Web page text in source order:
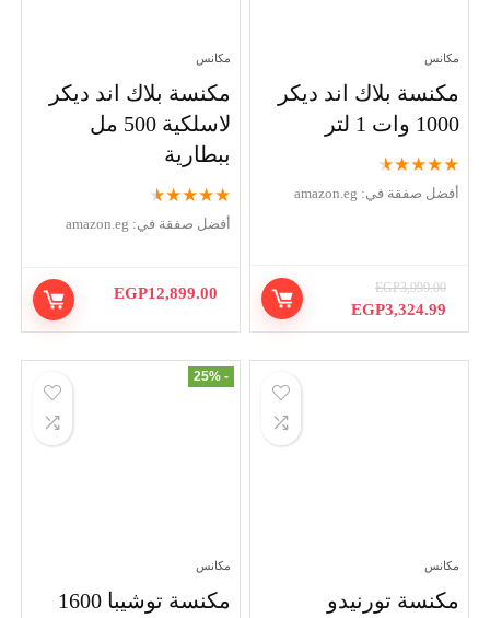
مكانس
مكنسة بلاك اند ديكر
1000 وات 1 لتر
★
★
★
★
★
أفضل صفقة في: amazon.eg
EGP3,999.00
السعر
الأصلي
EGP3,324.99
السعر
الحالي
مكانس
مكنسة بلاك اند ديكر
لاسلكية 500 مل
ببطارية
★
★
★
★
★
أفضل صفقة في: amazon.eg
EGP12,899.00
مكانس
مكنسة تورنيدو
- 25%
مكانس
مكنسة توشيبا 1600